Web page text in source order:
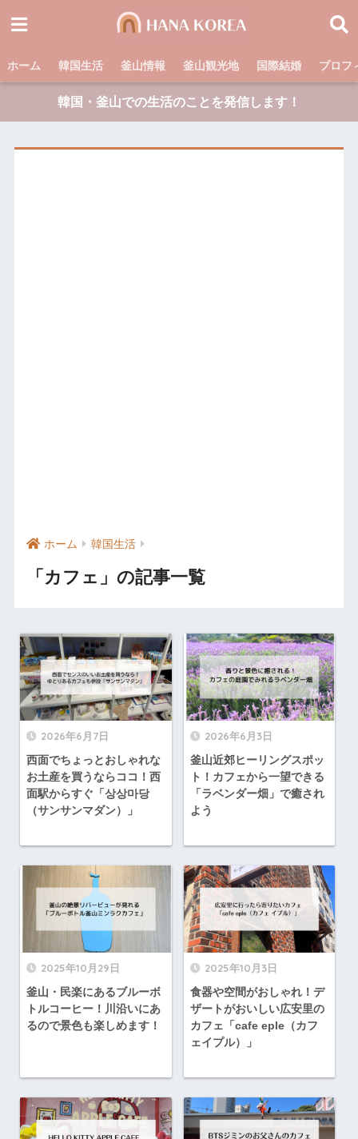
ホーム 韓国生活 釜山情報 釜山観光地 国際結婚 プロフ
韓国・釜山での生活のことを発信します！
ホーム 韓国生活
「カフェ」の記事一覧
2026年6月7日
西面でちょっとおしゃれな
お土産を買うならココ！西
面駅からすぐ「상상마당
（サンサンマダン）」
2026年6月3日
釜山近郊ヒーリングスポッ
ト！カフェから一望できる
「ラベンダー畑」で癒され
よう
2025年10月29日
釜山・民楽にあるブルーボ
トルコーヒー！川沿いにあ
るので景色も楽しめます！
2025年10月3日
食器や空間がおしゃれ！デ
ザートがおいしい広安里の
カフェ「cafe eple（カフ
ェイプル）」